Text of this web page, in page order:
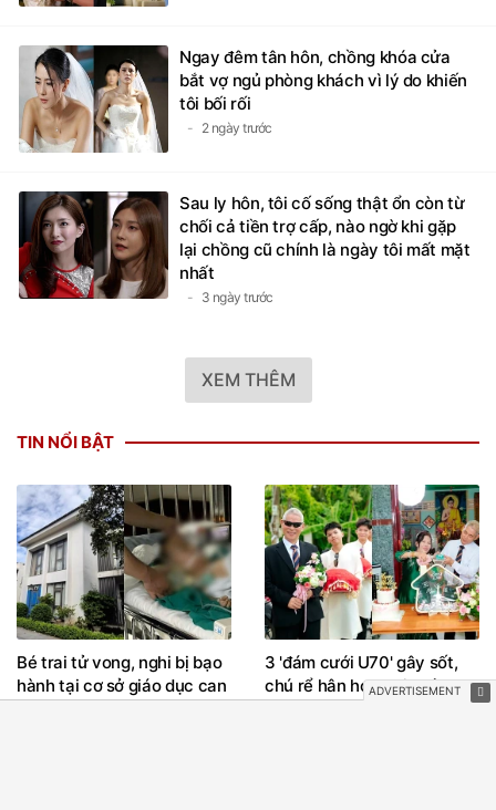
Ngay đêm tân hôn, chồng khóa cửa
bắt vợ ngủ phòng khách vì lý do khiến
tôi bối rối
2 ngày trước
Sau ly hôn, tôi cố sống thật ổn còn từ
chối cả tiền trợ cấp, nào ngờ khi gặp
lại chồng cũ chính là ngày tôi mất mặt
nhất
3 ngày trước
XEM THÊM
TIN NỔI BẬT
Bé trai tử vong, nghi bị bạo
hành tại cơ sở giáo dục can
3 'đám cưới U70' gây sốt,
chú rể hân hoan đi rước vợ